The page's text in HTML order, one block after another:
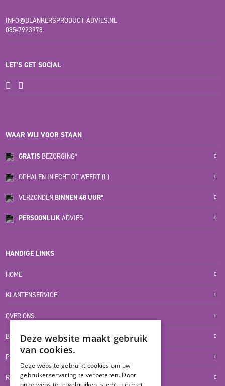
INFO@BLANKERSPRODUCT-ADVIES.NL
085-7923978
LET'S GET SOCIAL
WAAR WIJ VOOR STAAN
GRATIS BEZORGING*
OPHALEN IN ECHT OF WEERT (L)
VERZONDEN BINNEN 48 UUR*
PERSOONLIJKADVIES
HANDIGE LINKS
HOME
KLANTENSERVICE
OVER ONS
BLOG
PRIVACYVERKLARING
RETOUR- EN TERUGBETALINGSBELEID
Deze website maakt gebruik
van cookies.
Deze website gebruikt cookies om uw
gebruikerservaring te verbeteren. Door